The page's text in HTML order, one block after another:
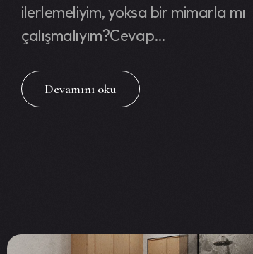
ilerlemeliyim, yoksa bir mimarla mı
çalışmalıyım?Cevap…
Devamını oku